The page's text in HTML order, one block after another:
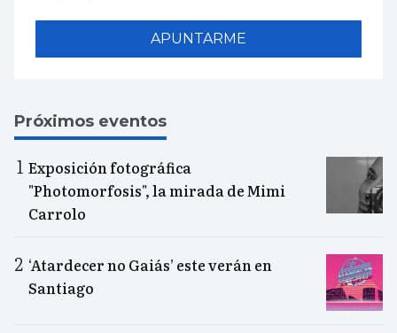
APUNTARME
Próximos eventos
Exposición fotográfica
"Photomorfosis", la mirada de Mimi
Carrolo
‘Atardecer no Gaiás’ este verán en
Santiago